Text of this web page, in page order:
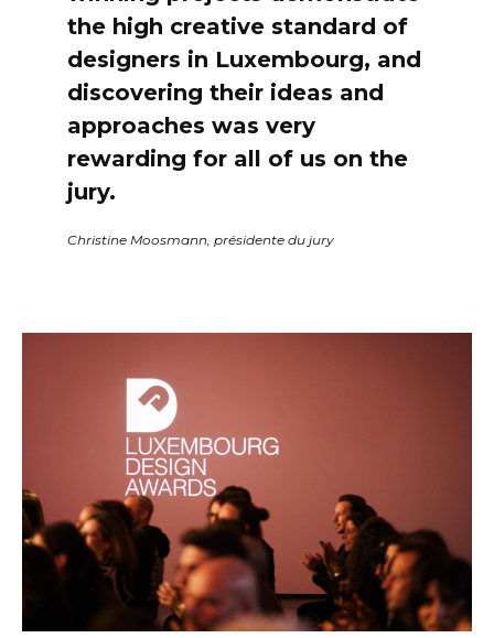
the high creative standard of
designers in Luxembourg, and
discovering their ideas and
approaches was very
rewarding for all of us on the
jury.
Christine Moosmann, présidente du jury